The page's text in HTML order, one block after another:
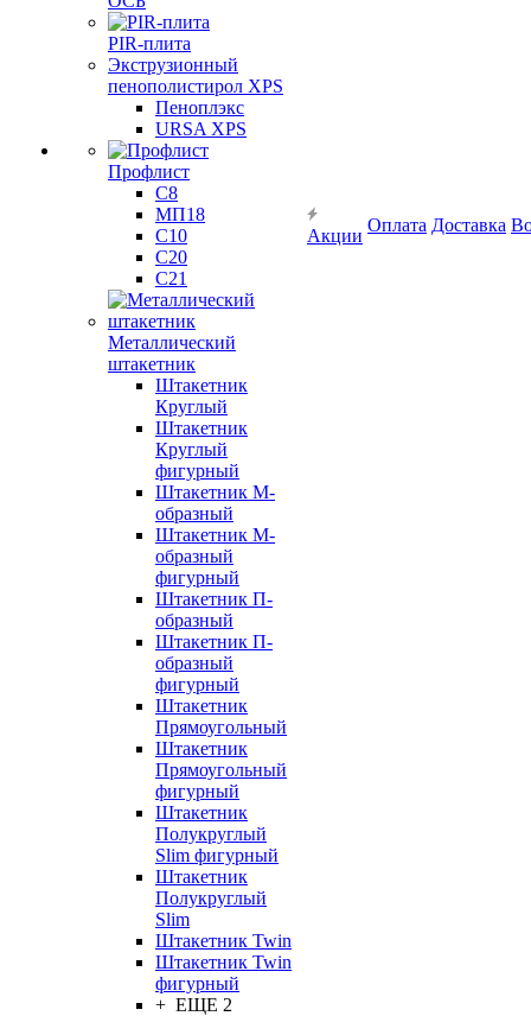
PIR-плита
Экструзионный
пенополистирол XPS
Пеноплэкс
URSA XPS
Профлист
С8
МП18
С10
С20
С21
Металлический
штакетник
Штакетник
Круглый
Штакетник
Круглый
фигурный
Штакетник М-
образный
Штакетник М-
образный
фигурный
Штакетник П-
образный
Штакетник П-
образный
фигурный
Штакетник
Прямоугольный
Штакетник
Прямоугольный
фигурный
Штакетник
Полукруглый
Slim фигурный
Штакетник
Полукруглый
Slim
Штакетник Twin
Штакетник Twin
фигурный
+ ЕЩЕ 2
Акции
Оплата Доставка